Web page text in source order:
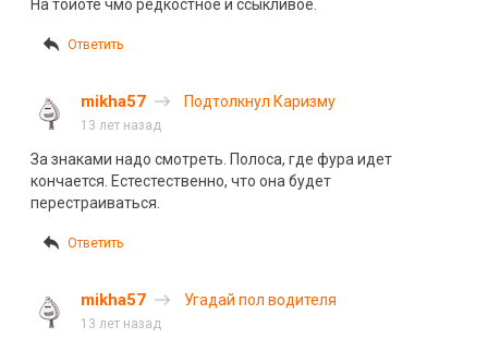
На тойоте чмо редкостное и ссыкливое.
Ответить
mikha57 Подтолкнул Каризму
13 лет назад
За знаками надо смотреть. Полоса, где фура идет
кончается. Естестественно, что она будет
перестраиваться.
Ответить
mikha57 Угадай пол водителя
13 лет назад